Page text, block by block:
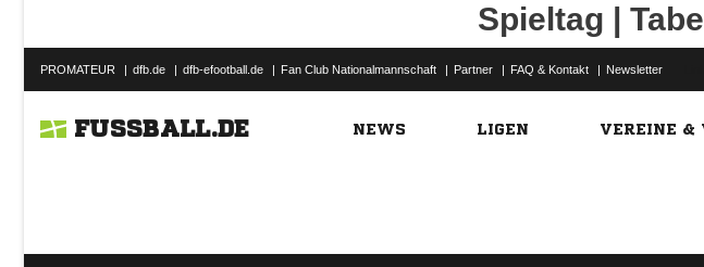
Spieltag |